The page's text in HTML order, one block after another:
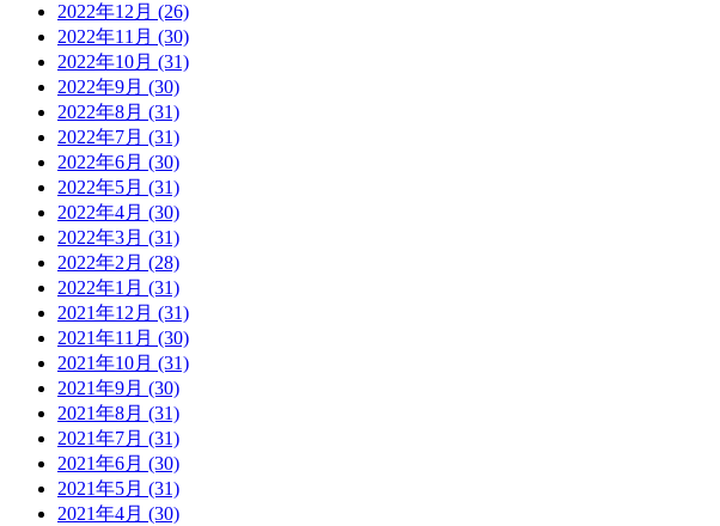
2022年12月 (26)
2022年11月 (30)
2022年10月 (31)
2022年9月 (30)
2022年8月 (31)
2022年7月 (31)
2022年6月 (30)
2022年5月 (31)
2022年4月 (30)
2022年3月 (31)
2022年2月 (28)
2022年1月 (31)
2021年12月 (31)
2021年11月 (30)
2021年10月 (31)
2021年9月 (30)
2021年8月 (31)
2021年7月 (31)
2021年6月 (30)
2021年5月 (31)
2021年4月 (30)